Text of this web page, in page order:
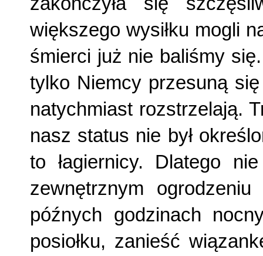
większego wysiłku mogli
śmierci już nie baliśmy
tylko Niemcy przesuną
natychmiast rozstrzelają.
nasz status nie był
to łagiernicy. Dlatego
zewnętrznym
późnych godzinach
posiołku, zanieść